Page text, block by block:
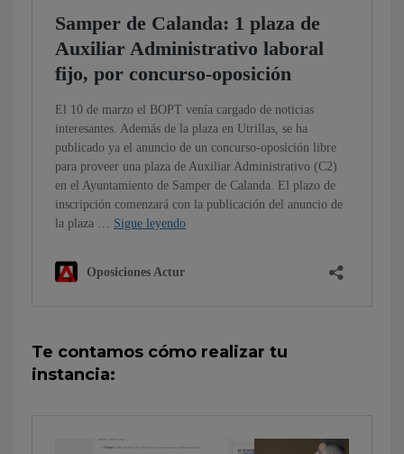
Te contamos cómo realizar tu
instancia: